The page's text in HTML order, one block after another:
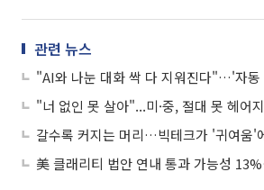
관련 뉴스
"너 없인 못 살아"...미·중, 절대 못 헤어
갈수록 커지는 머리…빅테크가 '귀여움'